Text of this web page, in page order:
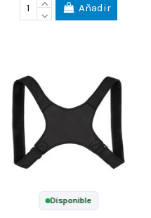
Añadir
Disponible